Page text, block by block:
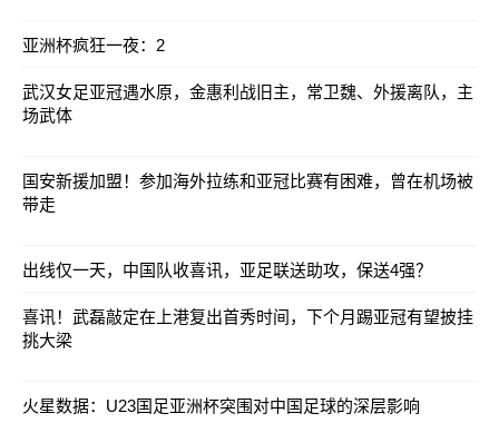
亚洲杯疯狂一夜：2
武汉女足亚冠遇水原，金惠利战旧主，常卫魏、外援离队，主
场武体
国安新援加盟！参加海外拉练和亚冠比赛有困难，曾在机场被
带走
出线仅一天，中国队收喜讯，亚足联送助攻，保送4强？
喜讯！武磊敲定在上港复出首秀时间，下个月踢亚冠有望披挂
挑大梁
火星数据：U23国足亚洲杯突围对中国足球的深层影响